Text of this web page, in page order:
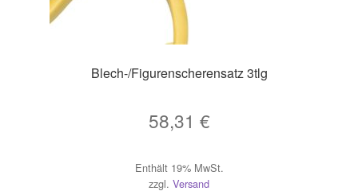
Blech-/Figurenscherensatz 3tlg
58,31 €
Enthält 19% MwSt.
zzgl. Versand